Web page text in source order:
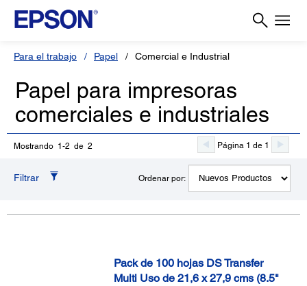
Para el trabajo Papel Comercial e Industrial
Papel para impresoras
comerciales e industriales
Mostrando 1-2 de 2 Página 1 de 1
Filtrar Ordenar por:
Pack de 100 hojas DS Transfer
Multi Uso de 21,6 x 27,9 cms (8.5"